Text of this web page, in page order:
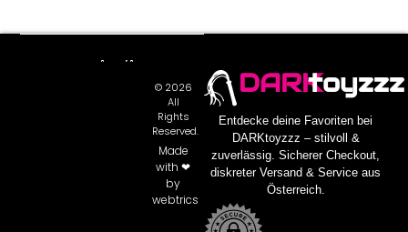
DARKtoyzzz
Entdecke deine Favoriten bei
DARKtoyzzz – stilvoll &
zuverlässig. Sicherer Checkout,
diskreter Versand & Service aus
Österreich.
© 2026
All
Rights
Reserved.
Made
with ❤
by
webtrics